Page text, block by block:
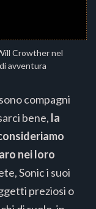
Crowther nel
avventura
compagni
bene, la
nei loro
Sonic i suoi
preziosi o